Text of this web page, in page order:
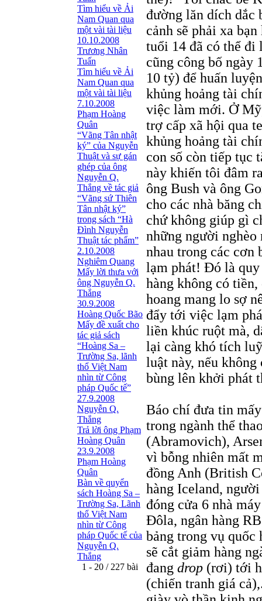
Tìm hiểu về Ải
Nam Quan qua
một vài tài liệu
10.10.2008
Trương Nhân
Tuấn
Tìm hiểu về Ải
Nam Quan qua
một vài tài liệu
7.10.2008
Phạm Hoàng
Quân
“Vãng Tân nhật
ký” của Nguyễn
Thuật và sự gán
ghép của ông
Nguyễn Q.
Thắng về tác giả
“Vãng sứ Thiên
Tân nhật ký”
trong sách “Hà
Đình Nguyễn
Thuật tác phẩm”
2.10.2008
Nghiêm Quang
Mấy lời thưa với
ông Nguyễn Q.
Thắng
30.9.2008
Hoàng Quốc Bão
Mấy đề xuất cho
tác giả sách
“Hoàng Sa –
Trường Sa, lãnh
thổ Việt Nam
nhìn từ Công
pháp Quốc tế”
27.9.2008
Nguyễn Q.
Thắng
Trả lời ông Phạm
Hoàng Quân
23.9.2008
Phạm Hoàng
Quân
Bàn về quyển
sách Hoàng Sa –
Trường Sa, Lãnh
thổ Việt Nam
nhìn từ Công
pháp Quốc tế của
Nguyễn Q.
Thắng
1 - 20 / 227 bài
đường lăn dích dắc
cảnh sẽ phải xa
tuổi 14 đã có thể đi
cũng công bố ngày
10 tỷ) để huấn
khủng hoảng tài
việc làm mới. Ở
trợ cấp xã hội qua
khủng hoảng tài
con số còn tiếp tục
này khiến tôi đâm
ông Bush và ông
cho các nhà băng
chứ không giúp gì
những người
nhau trong các cơn
lạm phát! Đó là
hàng không có
hoang mang lo sợ
đẩy tới việc lạm
liền khúc ruột mà,
lại càng khó tích
luật này, nếu không
bùng lên khởi phát
Báo chí đưa tin
trong ngành thể
(Abramovich),
vì bỗng nhiên mất
đồng Anh (British
hàng Iceland,
đóng cửa 6 nhà
Đôla, ngân hàng
bảng trong vụ quốc
sẽ cắt giảm hàng
đang drop (rơi) tới
(chiến tranh giá